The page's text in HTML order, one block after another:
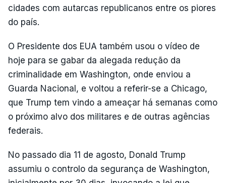
cidades com autarcas republicanos entre os piores
do país.
O Presidente dos EUA também usou o vídeo de
hoje para se gabar da alegada redução da
criminalidade em Washington, onde enviou a
Guarda Nacional, e voltou a referir-se a Chicago,
que Trump tem vindo a ameaçar há semanas como
o próximo alvo dos militares e de outras agências
federais.
No passado dia 11 de agosto, Donald Trump
assumiu o controlo da segurança de Washington,